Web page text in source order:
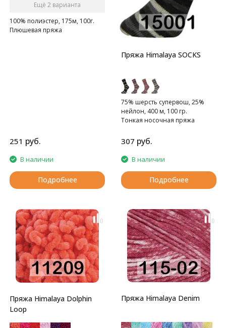
Ещё 2 варианта
100% полиэстер, 175м, 100г.
Плюшевая пряжа
251 руб.
В наличии
Подробнее
Пряжа Himalaya SOCKS
75% шерсть cупервош, 25%
нейлон, 400 м, 100 гр.
Тонкая носочная пряжа
307 руб.
В наличии
Подробнее
Пряжа Himalaya Dolphin
Loop
Пряжа Himalaya Denim